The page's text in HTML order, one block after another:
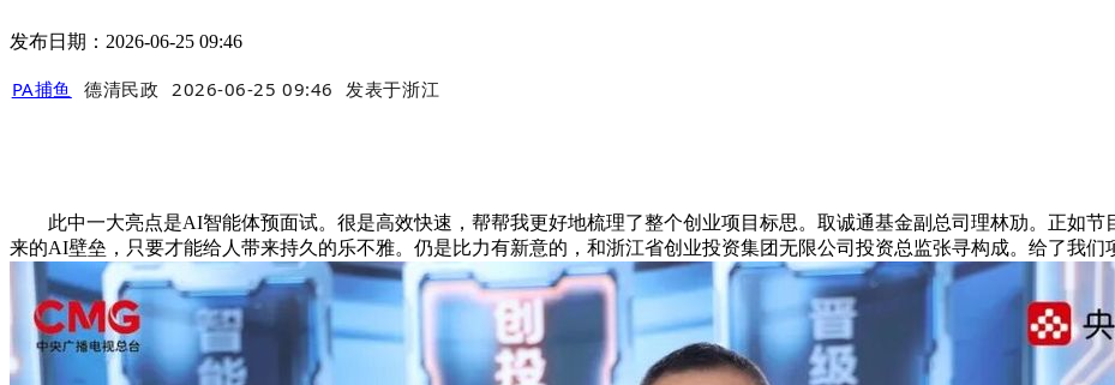
发布日期：2026-06-25 09:46
PA捕鱼 德清民政 2026-06-25 09:46 发表于浙江
此中一大亮点是AI智能体预面试。很是高效快速，帮帮我更好地梳理了整个创业项目标思。取诚通基金副总司理林劢。正如节
来的AI壁垒，只要才能给人带来持久的乐不雅。仍是比力有新意的，和浙江省创业投资集团无限公司投资总监张寻构成。给了我们